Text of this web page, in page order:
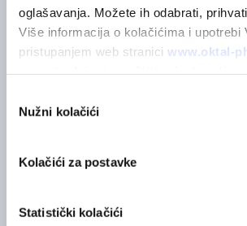
oglašavanja. Možete ih odabrati,
Više informacija o kolačićima i upotrebi
pristupanjem web stranici www.oktal-
pristanka
Nužni kolačići
Kolačići za postavke
Statistički kolačići
Bezbojan u vodenoj otopini i